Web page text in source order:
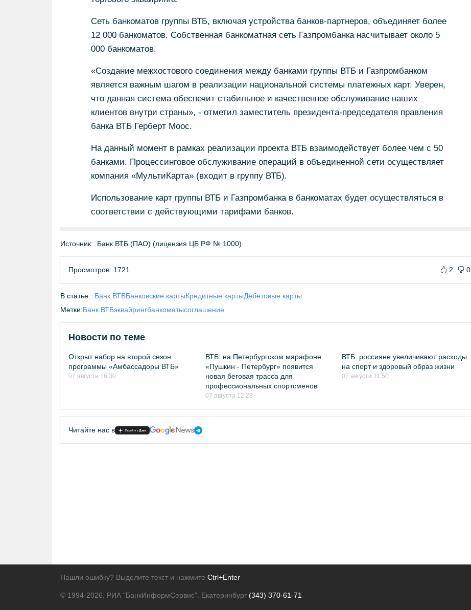
Сеть банкоматов группы ВТБ, включая устройства банков-партнеров, объединяет более
12 000 банкоматов. Собственная банкоматная сеть Газпромбанка насчитывает около 5
000 банкоматов.
«Создание межхостового соединения между банками группы ВТБ и Газпромбанком
является важным шагом в реализации национальной системы платежных карт. Уверен,
что данная система обеспечит стабильное и качественное обслуживание наших
клиентов внутри страны», - отметил заместитель президента-председателя правления
банка ВТБ Герберт Моос.
На данный момент в рамках реализации проекта ВТБ взаимодействует более чем с 50
банками. Процессинговое обслуживание операций в объединенной сети осуществляет
компания «МультиКарта» (входит в группу ВТБ).
Использование карт группы ВТБ и Газпромбанка в банкоматах будет осуществляться в
соответствии с действующими тарифами банков.
Источник: Банк ВТБ (ПАО) (лицензия ЦБ РФ № 1000)
Просмотров: 1721 2 0
В статье: Банк ВТББанковские картыКредитные картыДебетовые карты
Метки:Банк ВТБэквайрингбанкоматысоглашение
Новости по теме
Открыт набор на второй сезон
программы «Амбассадоры ВТБ»
07 августа 16:30
ВТБ: на Петербургском марафоне
«Пушкин - Петербург» появится
новая беговая трасса для
профессиональных спортсменов
07 августа 12:28
ВТБ: россияне увеличивают расходы
на спорт и здоровый образ жизни
07 августа 11:50
Читайте нас в
Нашли ошибку? Выделите текст и нажмите Ctrl+Enter
© 1994-2026. РИА "БанкИнформСервис". Екатеринбург (343) 370-61-71